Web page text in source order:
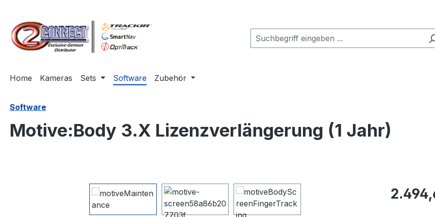
Home Kameras Sets Software Zubehör
Software
Motive:Body 3.X Lizenzverlängerung (1 Jahr)
Bildergalerie überspringen Regulärer